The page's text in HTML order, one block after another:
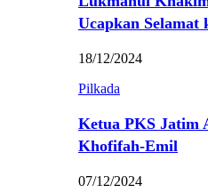
Ucapkan Selamat
18/12/2024
Pilkada
Ketua PKS Jatim
Khofifah-Emil
07/12/2024